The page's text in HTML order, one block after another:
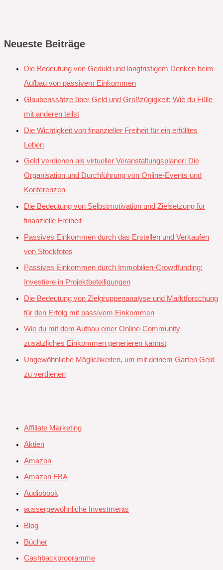
Neueste Beiträge
Die Bedeutung von Geduld und langfristigem Denken beim
Aufbau von passivem Einkommen
Glaubenssätze über Geld und Großzügigkeit: Wie du Fülle
mit anderen teilst
Die Wichtigkeit von finanzieller Freiheit für ein erfülltes
Leben
Geld verdienen als virtueller Veranstaltungsplaner: Die
Organisation und Durchführung von Online-Events und
Konferenzen
Die Bedeutung von Selbstmotivation und Zielsetzung für
finanzielle Freiheit
Passives Einkommen durch das Erstellen und Verkaufen
von Stockfotos
Passives Einkommen durch Immobilien-Crowdfunding:
Investiere in Projektbeteiligungen
Die Bedeutung von Zielgruppenanalyse und Marktforschung
für den Erfolg mit passivem Einkommen
Wie du mit dem Aufbau einer Online-Community
zusätzliches Einkommen generieren kannst
Ungewöhnliche Möglichkeiten, um mit deinem Garten Geld
zu verdienen
Affiliate Marketing
Aktien
Amazon
Amazon FBA
Audiobook
aussergewöhnliche Investments
Blog
Bücher
Cashbackprogramme